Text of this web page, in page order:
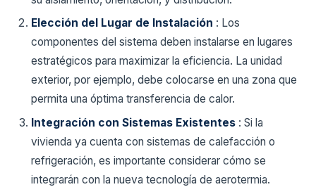
Elección del Lugar de Instalación : Los
componentes del sistema deben instalarse en lugares
estratégicos para maximizar la eficiencia. La unidad
exterior, por ejemplo, debe colocarse en una zona que
permita una óptima transferencia de calor.
Integración con Sistemas Existentes : Si la
vivienda ya cuenta con sistemas de calefacción o
refrigeración, es importante considerar cómo se
integrarán con la nueva tecnología de aerotermia.